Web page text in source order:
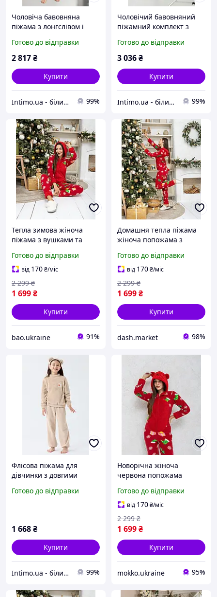
Чоловіча бавовняна
піжама з лонгслівом і
Coveri Синій (Avio)
(110868)
Готово до відправки
2 817₴
Купити
Intimo.ua - білизна і купальники 99%
Чоловічий бавовняний
піжамний комплект з
Enrico Coveri Синій (Blu)
(110874)
Готово до відправки
3 036₴
Купити
Intimo.ua - білизна і купальники 99%
Тепла зимова жіноча
піжама з вушками та
попожама кігурумі з
начосом на флісі та
кишенею на попі
Готово до відправки
від 170₴/міс
1 699₴
2 299 ₴
Купити
bao.ukraine 91%
Домашня тепла піжама
жіноча попожама з
новорічний червоний
зимовий комбінезон з
попою що відстібається
Готово до відправки
від 170₴/міс
1 699₴
2 299 ₴
Купити
dash.market 98%
Флісова піжама для
дівчинки з довгими
ззаду Uniqlo Бежевий
Готово до відправки
1 668₴
Купити
Intimo.ua - білизна і купальники 99%
Новорічна жіноча
червона попожама
попі теплий комбінезон з
капюшоном і вушками
для дівчат
Готово до відправки
від 170₴/міс
1 699₴
2 299 ₴
Купити
mokko.ukraine 95%